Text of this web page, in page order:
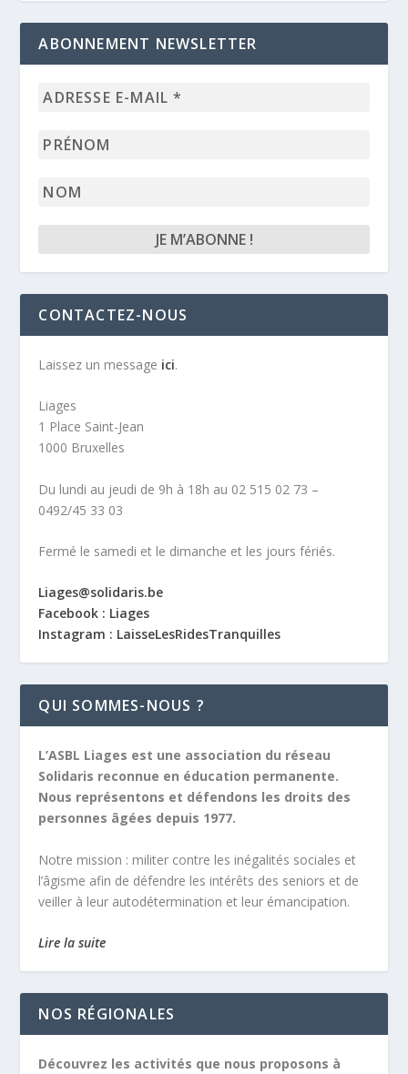
ABONNEMENT NEWSLETTER
Adresse
*
Prénom
Nom
CONTACTEZ-NOUS
Laissez un message ici.
Liages
1 Place Saint-Jean
1000 Bruxelles
Du lundi au jeudi de 9h à 18h au 02 515 02 73 –
0492/45 33 03
Fermé le samedi et le dimanche et les jours fériés.
Liages@solidaris.be
Facebook : Liages
Instagram : LaisseLesRidesTranquilles
QUI SOMMES-NOUS ?
L’ASBL Liages est une association du réseau
Solidaris reconnue en éducation permanente.
Nous représentons et défendons les droits des
personnes âgées depuis 1977.
Notre mission : militer contre les inégalités sociales et
l’âgisme afin de défendre les intérêts des seniors et de
veiller à leur autodétermination et leur émancipation.
Lire la suite
NOS RÉGIONALES
Découvrez les activités que nous proposons à